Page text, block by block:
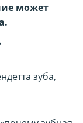
может
зуба,